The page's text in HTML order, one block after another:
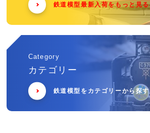
鉄道模型最新入荷をもっと見る
Category
カテゴリー
鉄道模型をカテゴリーから探す